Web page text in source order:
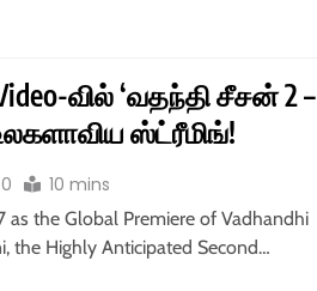
வில் ‘வதந்தி சீசன் 2 –
ஸ்ட்ரீமிங்!
0 10 mins
as the Global Premiere of Vadhandhi
the Highly Anticipated Second…